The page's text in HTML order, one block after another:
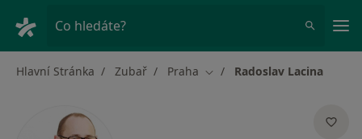
Co hledáte?
Hlavní Stránka Zubař Praha Změna města
Radoslav Lacina